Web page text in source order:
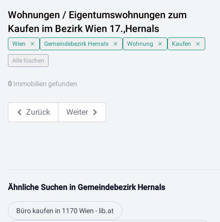
Wohnungen / Eigentumswohnungen zum
Kaufen im Bezirk Wien 17.,Hernals
Wien Gemeindebezirk Hernals Wohnung Kaufen
Alle löschen
0 Immobilien gefunden
Zurück Weiter
Ähnliche Suchen in Gemeindebezirk Hernals
Büro kaufen in 1170 Wien - lib.at